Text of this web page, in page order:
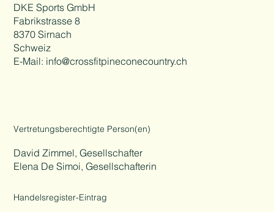
DKE Sports GmbH
Fabrikstrasse 8
8370 Sirnach
Schweiz
E-Mail: info@crossfitpineconecountry.ch
Vertretungsberechtigte Person(en)
David Zimmel, Gesellschafter
Elena De Simoi, Gesellschafterin
Handelsregister-Eintrag